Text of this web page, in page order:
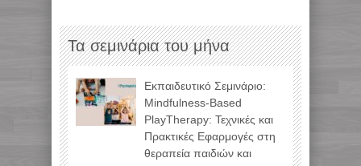
Τα σεμινάρια του μήνα
Εκπαιδευτικό Σεμινάριο:
Mindfulness-Based
PlayTherapy: Τεχνικές και
Πρακτικές Εφαρμογές στη
θεραπεία παιδιών και